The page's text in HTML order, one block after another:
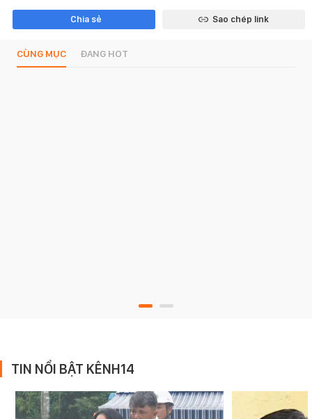
Chia sẻ Sao chép link
CÙNG MỤC ĐANG HOT
TIN NỔI BẬT KÊNH14